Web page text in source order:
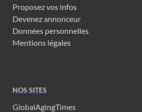
Proposez vos infos
Devenez annonceur
Données personnelles
Mentions légales
NOS SITES
GlobalAgingTimes